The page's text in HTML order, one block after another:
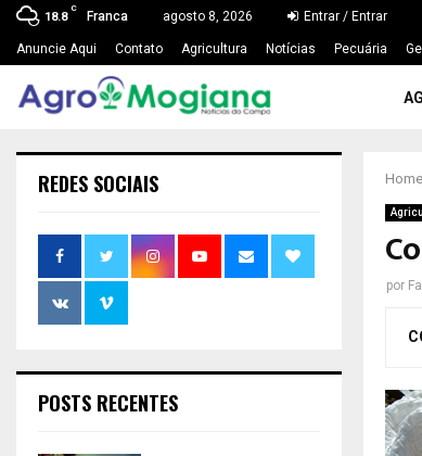
18.8
C
Franca agosto 8, 2026 Entrar / Entrar
Anuncie Aqui Contato Agricultura Notícias Pecuária
Home
por
REDES SOCIAIS
POSTS RECENTES